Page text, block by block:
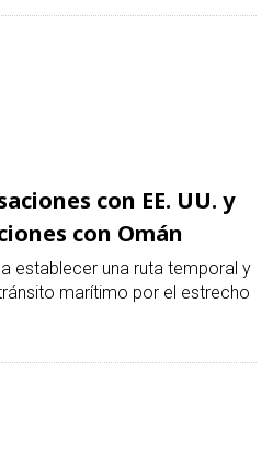
con EE. UU. y
con Omán
establecer una ruta temporal y
marítimo por el estrecho